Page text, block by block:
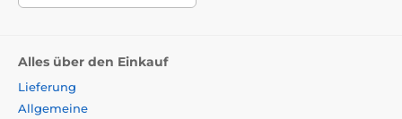
Alles über den Einkauf
Lieferung
Allgemeine